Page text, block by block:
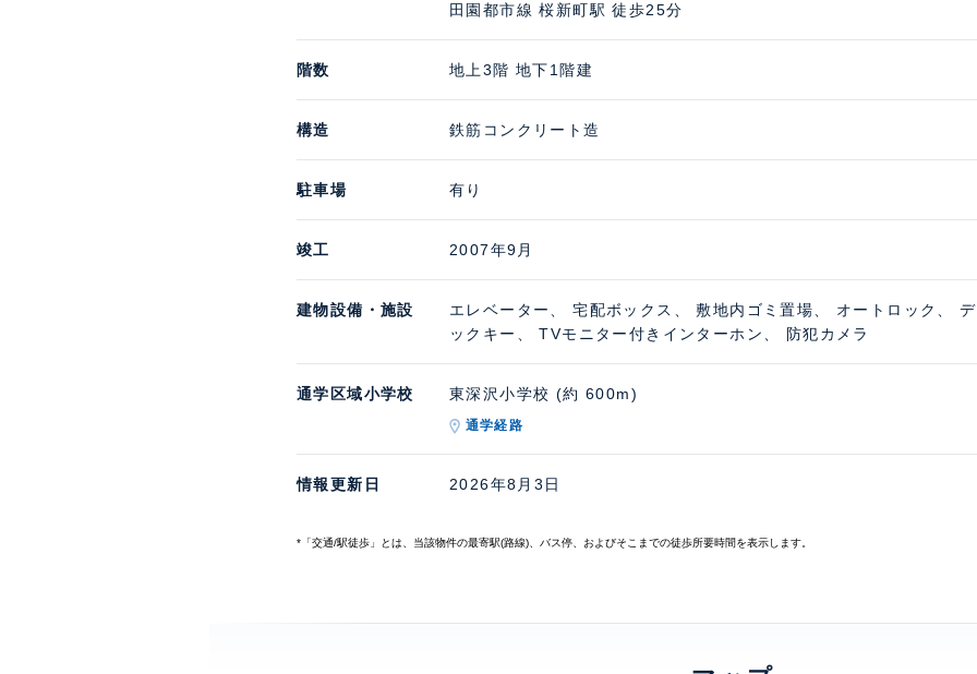
田園都市線 桜新町駅 徒歩25分
階数 地上3階 地下1階建
構造 鉄筋コンクリート造
駐車場 有り
竣工 2007年9月
建物設備・施設
エレベーター、 宅配ボックス、 敷地内ゴミ置場、 オートロック、
ックキー、 TVモニター付きインターホン、 防犯カメラ
通学区域小学校 東深沢小学校 (約 600m)
通学経路
情報更新日 2026年8月3日
*「交通/駅徒歩」とは、当該物件の最寄駅(路線)、バス停、およびそこまでの徒歩所要時間を表示します。